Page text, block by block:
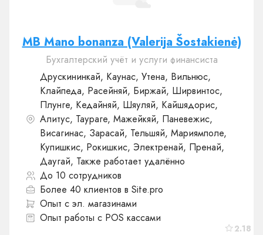
2.18
MB Mano bonanza (Valerija Šostakienė)
Бухгалтерский учёт и услуги финансиста
Друскининкай, Каунас, Утена, Вильнюс,
Клайпеда, Расейняй, Биржай, Ширвинтос,
Плунге, Кедайняй, Шяуляй, Кайшядорис,
Алитус, Таураге, Мажейкяй, Паневежис,
Висагинас, Зарасай, Тельшяй, Мариямполе,
Купишкис, Рокишкис, Электренай, Пренай,
Даугай, Также работает удалённо
До 10 сотрудников
Более 40 клиентов в Site.pro
Опыт с эл. магазинами
Опыт работы с POS кассами